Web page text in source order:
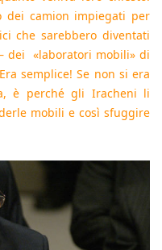
dei camion impiegati per
che sarebbero diventati
dei «laboratori mobili» di
semplice! Se non si era
è perché gli Iracheni li
mobili e così sfuggire